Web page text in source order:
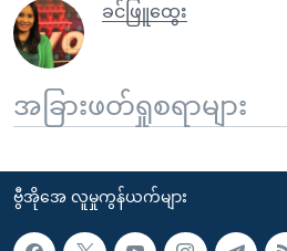
ခင်ဖြူထွေး
အခြားဖတ်ရှုစရာများ
ဗွီအိုအေ လူမှုကွန်ယက်များ